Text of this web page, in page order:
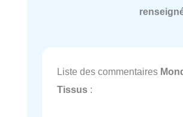
Liste des commentaires
Tissus :